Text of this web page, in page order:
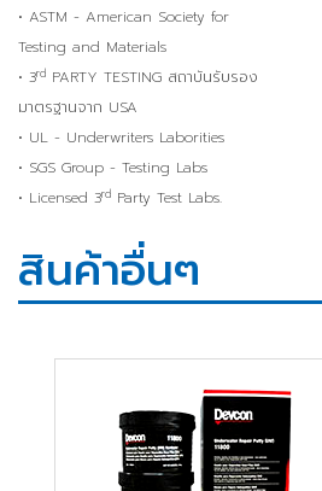
• ASTM - American Society for
Testing and Materials
• 3rd PARTY TESTING สถาบันรับรอง
มาตรฐานจาก USA
• UL - Underwriters Laborities
• SGS Group - Testing Labs
• Licensed 3rd Party Test Labs.
สินค้าอื่นๆ